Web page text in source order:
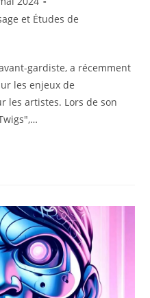
et Études de
gardiste, a récemment
les enjeux de
les artistes. Lors de son